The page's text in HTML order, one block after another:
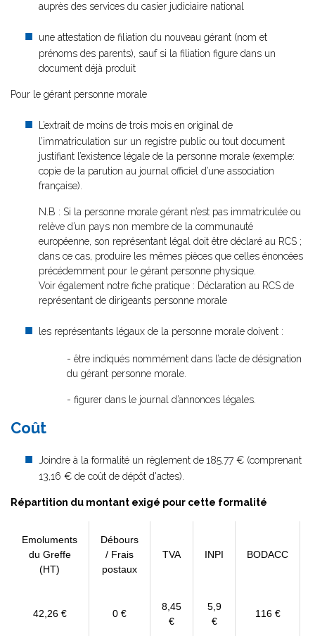
auprès des services du casier judiciaire national
une attestation de filiation du nouveau gérant (nom et
prénoms des parents), sauf si la filiation figure dans un
document déjà produit
Pour le gérant personne morale
L’extrait de moins de trois mois en original de
l’immatriculation sur un registre public ou tout document
justifiant l’existence légale de la personne morale (exemple:
copie de la parution au journal officiel d’une association
française).
N.B : Si la personne morale gérant n’est pas immatriculée ou
relève d’un pays non membre de la communauté
européenne, son représentant légal doit être déclaré au RCS ;
dans ce cas, produire les mêmes pièces que celles énoncées
précédemment pour le gérant personne physique.
Voir également notre fiche pratique : Déclaration au RCS de
représentant de dirigeants personne morale
les représentants légaux de la personne morale doivent :
- être indiqués nommément dans l’acte de désignation
du gérant personne morale.
- figurer dans le journal d’annonces légales.
Coût
Joindre à la formalité un règlement de185.77 € (comprenant
13,16 € de coût de dépôt d'actes).
Répartition du montant exigé pour cette formalité
Emoluments
du Greffe
(HT)
Débours
/ Frais
postaux
TVA INPI BODACC
42,26 € 0 €
8,45
€
5,9
€
116 €